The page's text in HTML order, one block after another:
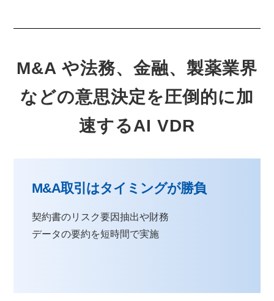
M&A や法務、金融、製薬業界
などの意思決定を圧倒的に加
速するAI VDR
M&A取引はタイミングが勝負
契約書のリスク要因抽出や財務
データの要約を短時間で実施